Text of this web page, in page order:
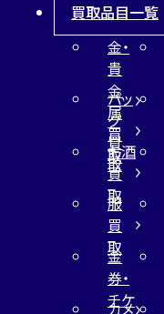
買取品目一覧
金・
貴
金
属
買
取
バッ
グ
買
取
お酒
買
取
服
買
取
金
券・
チケ
カメ